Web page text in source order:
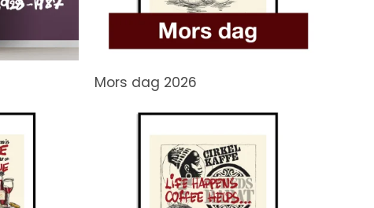
Mors dag 2026